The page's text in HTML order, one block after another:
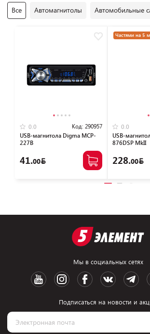
Все Автомагнитолы Автомобильные
0.0 Код: 290957
USB-магнитола Digma MCP-
227B
41.00
Частями на 5
0.0
USB-
876DSP MkII
228.00
Мы в социальных сетях
Подписаться на новости и